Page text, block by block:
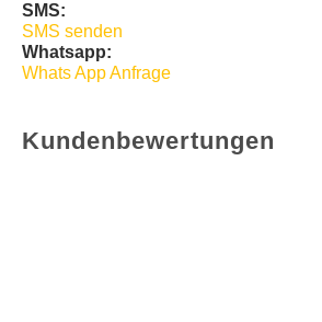
SMS:
SMS senden
Whatsapp:
Whats App Anfrage
Kundenbewertungen